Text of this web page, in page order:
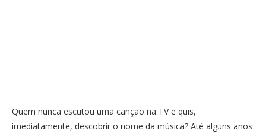
Quem nunca escutou uma canção na TV e quis,
imediatamente, descobrir o nome da música? Até alguns anos